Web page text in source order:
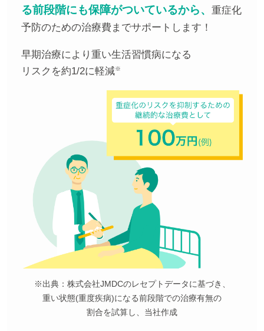
る前段階にも保障がついているから、 重症化
予防のための治療費までサポートします！
早期治療により重い生活習慣病になる
リスクを約1/2に軽減※
※出典：株式会社JMDCのレセプトデータに基づき、
重い状態(重度疾病)になる前段階での治療有無の
割合を試算し、当社作成